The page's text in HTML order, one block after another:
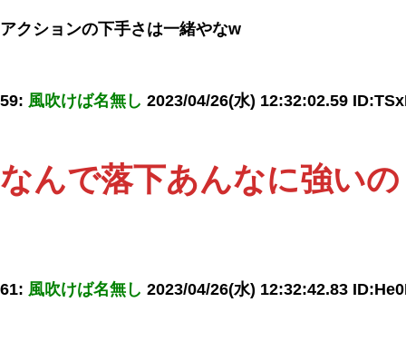
アクションの下手さは一緒やなw
59: 風吹けば名無し 2023/04/26(水) 12:32:02.59
なんで落下あんなに強い
61: 風吹けば名無し 2023/04/26(水) 12:32:42.83